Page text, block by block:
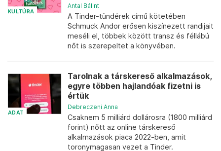
KULTÚRA
Antal Bálint
A Tinder-tündérek című kötetében
Schmuck Andor erősen kiszínezett randijait
meséli el, többek között transz és féllábú
nőt is szerepeltet a könyvében.
ADAT
Tarolnak a társkereső alkalmazások,
egyre többen hajlandóak fizetni is
értük
Debreczeni Anna
Csaknem 5 milliárd dollárosra (1800 milliárd
forint) nőtt az online társkereső
alkalmazások piaca 2022-ben, amit
toronymagasan vezet a Tinder.